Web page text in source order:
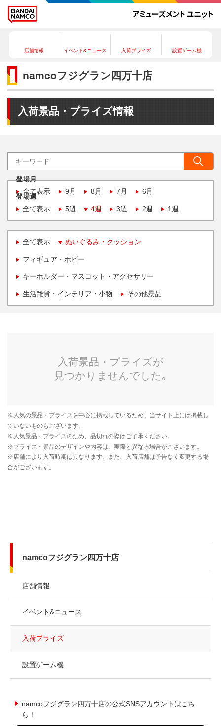
店舗情報 イベント&ニュース 入荷プライズ 設置ゲーム機
namcoフジグラン四万十店
入荷景品・プライズ情報
登場月
全て表示
9月 8月 7月 6月
登場週
全て表示
5週 4週 3週 2週 1週
全て表示 ぬいぐるみ・クッション
フィギュア・ホビー
キーホルダー・マスコット・アクセサリー
生活雑貨・インテリア・小物 その他景品
namcoフジグラン四万十店
店舗情報
イベント&ニュース
入荷プライズ
設置ゲーム機
namcoフジグラン四万十店の公式SNSアカウントはこち
ら！